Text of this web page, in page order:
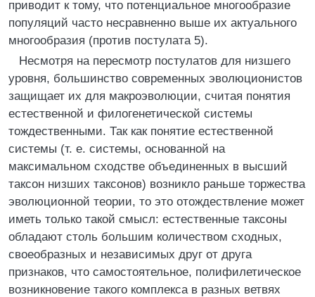
приводит к тому, что потенциальное многообразие
популяций часто несравненно выше их актуального
многообразия (против постулата 5).
Несмотря на пересмотр постулатов для низшего
уровня, большинство современных эволюционистов
защищает их для макроэволюции, считая понятия
естественной и филогенетической системы
тождественными. Так как понятие естественной
системы (т. е. системы, основанной на
максимальном сходстве объединенных в высший
таксон низших таксонов) возникло раньше торжества
эволюционной теории, то это отождествление может
иметь только такой смысл: естественные таксоны
обладают столь большим количеством сходных,
своеобразных и независимых друг от друга
признаков, что самостоятельное, полифилетическое
возникновение такого комплекса в разных ветвях